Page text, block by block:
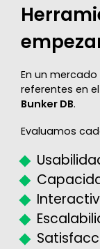
En un
referentes en
Bunker DB.
Evaluamos